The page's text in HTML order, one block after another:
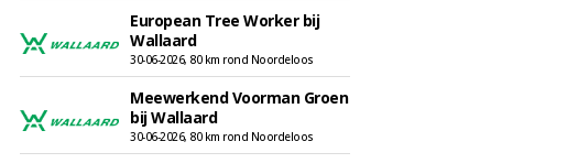
European Tree Worker bij
Wallaard
30-06-2026, 80 km rond Noordeloos
Meewerkend Voorman Groen
bij Wallaard
30-06-2026, 80 km rond Noordeloos